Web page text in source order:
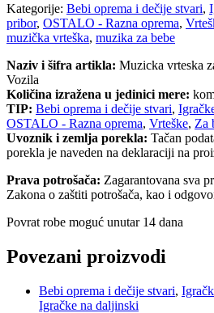
Kategorije: Bebi oprema i dečije stvari,
pribor, OSTALO - Razna oprema,
muzička vrteška, muzika za bebe
Naziv i šifra artikla: Muzicka vrteska
Vozila
Količina izražena u jedinici mere:
TIP: Bebi oprema i dečije stvari,
OSTALO - Razna oprema, Vrteške, Za
Uvoznik i zemlja porekla: Tačan
porekla je naveden na deklaraciji na
Prava potrošača: Zagarantovana sva
Zakona o zaštiti potrošača, kao i
Povrat robe moguć unutar 14 dana
Povezani proizvodi
Bebi oprema i dečije stvari,
Igračke na daljinski